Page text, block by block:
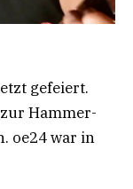
gefeiert.
Hammer-
oe24 war in